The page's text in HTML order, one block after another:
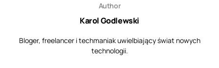
Author
Karol Godlewski
Bloger, freelancer i techmaniak uwielbiający świat nowych
technologii.